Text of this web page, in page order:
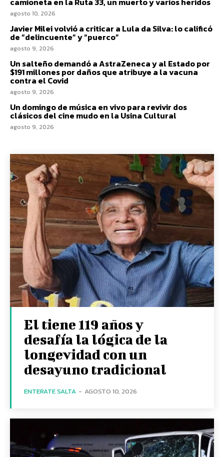
agosto 10, 2026
Javier Milei volvió a criticar a Lula da Silva: lo calificó
de “delincuente” y “puerco”
agosto 9, 2026
Un salteño demandó a AstraZeneca y al Estado por
$191 millones por daños que atribuye a la vacuna
contra el Covid
agosto 9, 2026
Un domingo de música en vivo para revivir dos
clásicos del cine mudo en la Usina Cultural
agosto 9, 2026
El tiene 119 años y
desafía la lógica de la
longevidad con un
desayuno tradicional
ENTERATE SALTA - AGOSTO 10, 2026